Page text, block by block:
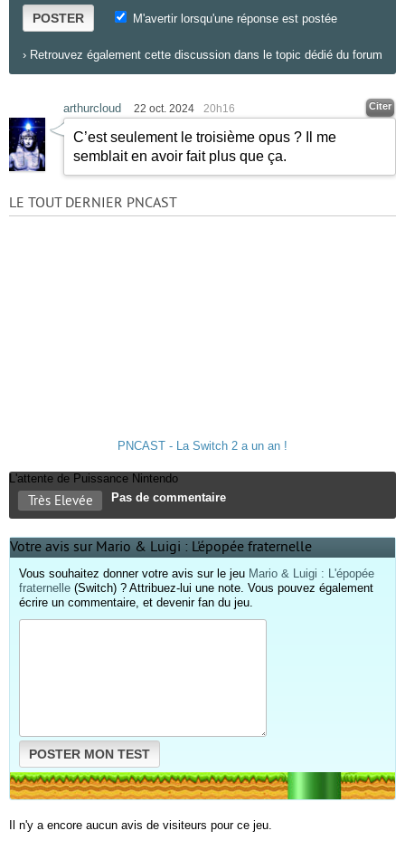
POSTER M'avertir lorsqu'une réponse est postée
› Retrouvez également cette discussion dans le topic dédié du forum
arthurcloud 22 oct. 2024 20h16 Citer
C’est seulement le troisième opus ? Il me
semblait en avoir fait plus que ça.
LE TOUT DERNIER PNCAST
PNCAST - La Switch 2 a un an !
L'attente de Puissance Nintendo
Très Elevée Pas de commentaire
Votre avis sur Mario & Luigi : L'épopée fraternelle
Vous souhaitez donner votre avis sur le jeu Mario & Luigi : L'épopée
fraternelle (Switch) ? Attribuez-lui une note. Vous pouvez également
écrire un commentaire, et devenir fan du jeu.
POSTER MON TEST
Il n'y a encore aucun avis de visiteurs pour ce jeu.